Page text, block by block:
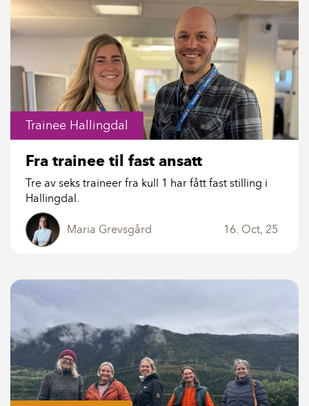
Trainee Hallingdal
Fra trainee til fast ansatt
Tre av seks traineer fra kull 1 har fått fast stilling i
Hallingdal.
Maria Grevsgård 16. Oct, 25